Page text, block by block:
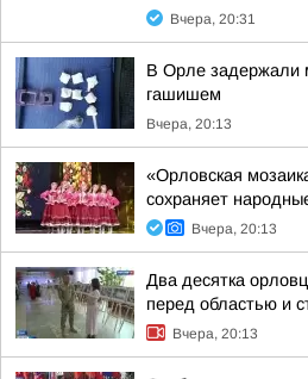
Вчера, 20:31
В Орле задержали
гашишем
Вчера, 20:13
«Орловская
сохраняет
Вчера, 20:13
Два десятка
перед областью и
Вчера, 20:13